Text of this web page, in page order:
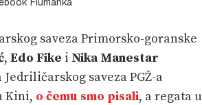
saveza Primorsko-goranske
, Edo Fike i Nika Manestar
saveza PGŽ-a
Kini, o čemu smo pisali, a regata u